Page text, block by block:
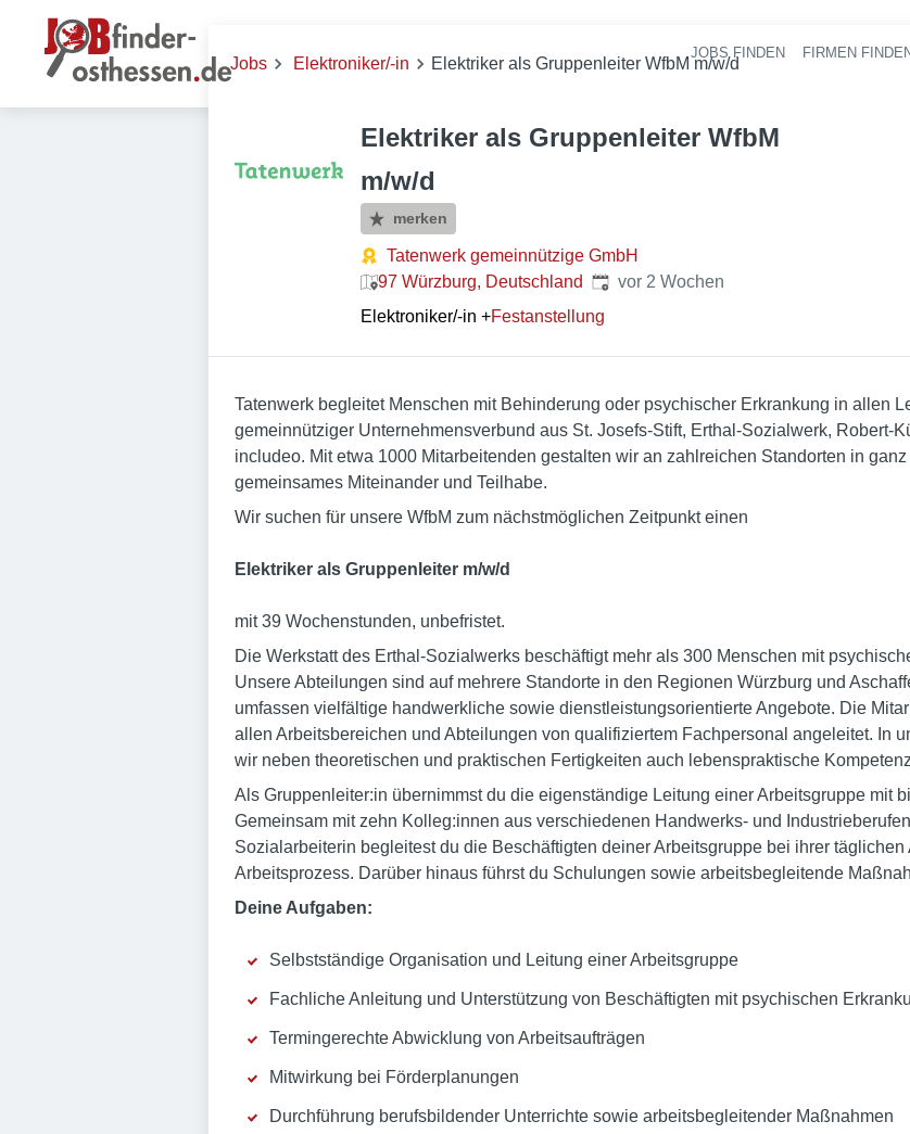
JOBS FINDEN FIRMEN
Jobs Elektroniker/-in Elektriker als Gruppenleiter WfbM m/w/d
Elektriker als Gruppenleiter WfbM
m/w/d
merken
Tatenwerk gemeinnützige GmbH
97 Würzburg, Deutschland Veröffentlicht:
vor 2 Wochen
Elektroniker/-in +Festanstellung
Tatenwerk begleitet Menschen mit Behinderung oder psychischer Erkrankung in allen
gemeinnütziger Unternehmensverbund aus St. Josefs-Stift, Erthal-Sozialwerk, Robert-
includeo. Mit etwa 1000 Mitarbeitenden gestalten wir an zahlreichen Standorten in
gemeinsames Miteinander und Teilhabe.
Wir suchen für unsere WfbM zum nächstmöglichen Zeitpunkt einen
Elektriker als Gruppenleiter m/w/d
mit 39 Wochenstunden, unbefristet.
Die Werkstatt des Erthal-Sozialwerks beschäftigt mehr als 300 Menschen mit
Unsere Abteilungen sind auf mehrere Standorte in den Regionen Würzburg und
umfassen vielfältige handwerkliche sowie dienstleistungsorientierte Angebote. Die
allen Arbeitsbereichen und Abteilungen von qualifiziertem Fachpersonal angeleitet. In
wir neben theoretischen und praktischen Fertigkeiten auch lebenspraktische
Als Gruppenleiter:in übernimmst du die eigenständige Leitung einer Arbeitsgruppe mit
Gemeinsam mit zehn Kolleg:innen aus verschiedenen Handwerks- und
Sozialarbeiterin begleitest du die Beschäftigten deiner Arbeitsgruppe bei ihrer täglichen
Arbeitsprozess. Darüber hinaus führst du Schulungen sowie arbeitsbegleitende
Deine Aufgaben:
Selbstständige Organisation und Leitung einer Arbeitsgruppe
Fachliche Anleitung und Unterstützung von Beschäftigten mit psychischen
Termingerechte Abwicklung von Arbeitsaufträgen
Mitwirkung bei Förderplanungen
Durchführung berufsbildender Unterrichte sowie arbeitsbegleitender Maßnahmen